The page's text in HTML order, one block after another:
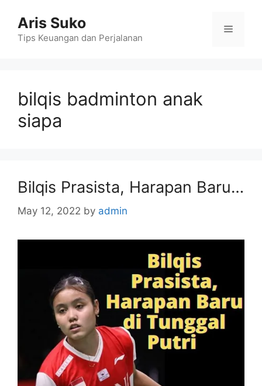
content
Aris Suko
Tips Keuangan dan Perjalanan
Menu
bilqis badminton anak
siapa
Bilqis Prasista, Harapan Baru…
May 12, 2022 by admin